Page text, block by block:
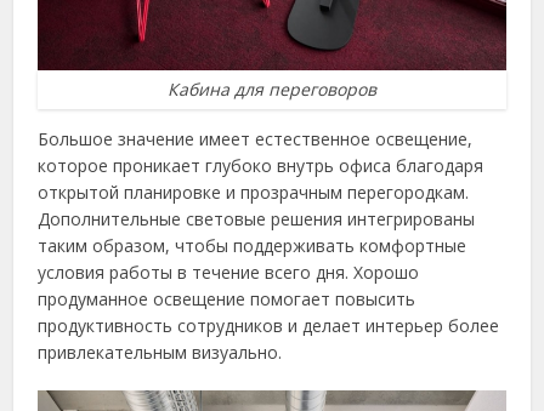
Кабина для переговоров
Большое значение имеет естественное освещение,
которое проникает глубоко внутрь офиса благодаря
открытой планировке и прозрачным перегородкам.
Дополнительные световые решения интегрированы
таким образом, чтобы поддерживать комфортные
условия работы в течение всего дня. Хорошо
продуманное освещение помогает повысить
продуктивность сотрудников и делает интерьер более
привлекательным визуально.